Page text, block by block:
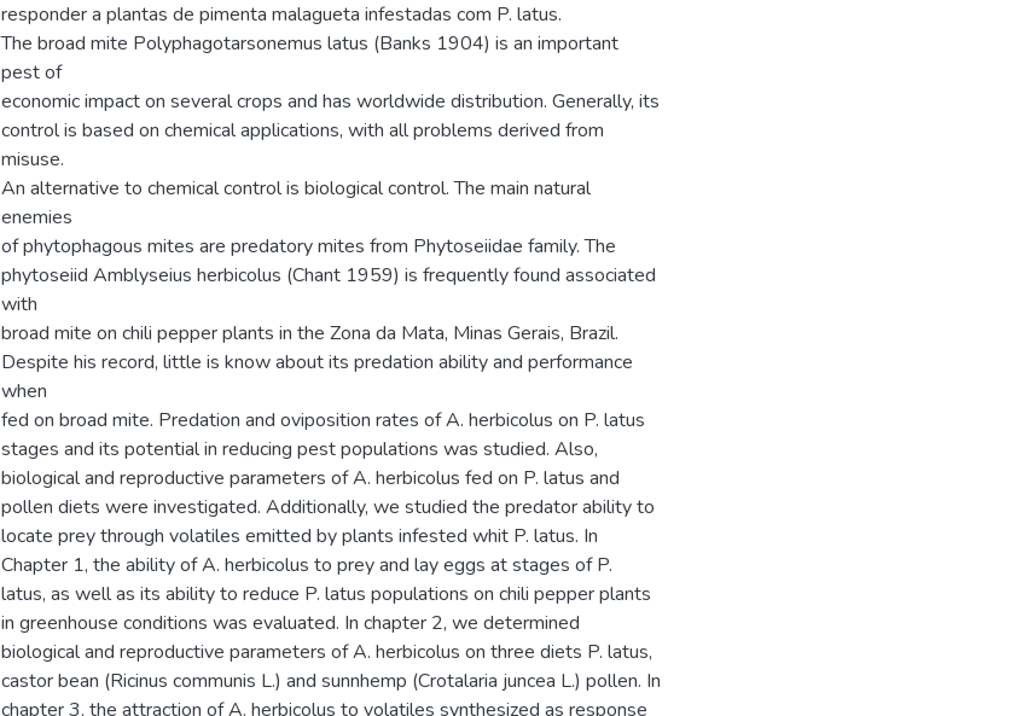
responder a plantas de pimenta malagueta infestadas com P. latus.
The broad mite Polyphagotarsonemus latus (Banks 1904) is an important
pest of
economic impact on several crops and has worldwide distribution. Generally, its
control is based on chemical applications, with all problems derived from
misuse.
An alternative to chemical control is biological control. The main natural
enemies
of phytophagous mites are predatory mites from Phytoseiidae family. The
phytoseiid Amblyseius herbicolus (Chant 1959) is frequently found associated
with
broad mite on chili pepper plants in the Zona da Mata, Minas Gerais, Brazil.
Despite his record, little is know about its predation ability and performance
when
fed on broad mite. Predation and oviposition rates of A. herbicolus on P. latus
stages and its potential in reducing pest populations was studied. Also,
biological and reproductive parameters of A. herbicolus fed on P. latus and
pollen diets were investigated. Additionally, we studied the predator ability to
locate prey through volatiles emitted by plants infested whit P. latus. In
Chapter 1, the ability of A. herbicolus to prey and lay eggs at stages of P.
latus, as well as its ability to reduce P. latus populations on chili pepper plants
in greenhouse conditions was evaluated. In chapter 2, we determined
biological and reproductive parameters of A. herbicolus on three diets P. latus,
castor bean (Ricinus communis L.) and sunnhemp (Crotalaria juncea L.) pollen. In
chapter 3, the attraction of A. herbicolus to volatiles synthesized as response